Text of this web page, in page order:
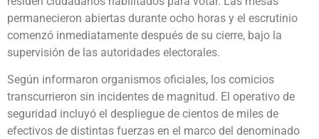
permanecieron abiertas durante ocho horas y el escrutinio
comenzó inmediatamente después de su cierre, bajo la
supervisión de las autoridades electorales.
Según informaron organismos oficiales, los comicios
transcurrieron sin incidentes de magnitud. El operativo de
seguridad incluyó el despliegue de cientos de miles de
efectivos de distintas fuerzas en el marco del denominado